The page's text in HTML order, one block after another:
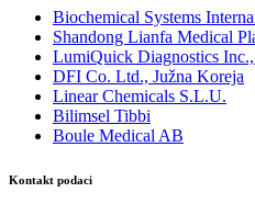
Biochemical Systems
Shandong Lianfa Medical
LumiQuick Diagnostics
DFI Co. Ltd., Južna Koreja
Linear Chemicals S.L.U.
Bilimsel Tibbi
Boule Medical AB
Kontakt podaci